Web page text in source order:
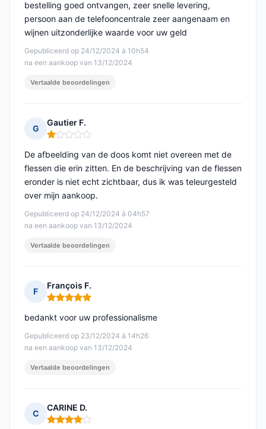
Gepubliceerd op 24/12/2024 à 10h54
na een aankoop van 13/12/2024
bestelling goed ontvangen, zeer snelle levering,
persoon aan de telefooncentrale zeer aangenaam en
wijnen uitzonderlijke waarde voor uw geld
Vertaalde beoordelingen
G
Gautier F.
Opmerking: 1 van 5
Gepubliceerd op 24/12/2024 à 04h57
na een aankoop van 13/12/2024
De afbeelding van de doos komt niet overeen met de
flessen die erin zitten. En de beschrijving van de flessen
eronder is niet echt zichtbaar, dus ik was teleurgesteld
over mijn aankoop.
Vertaalde beoordelingen
F
François F.
Opmerking: 5 van 5
Gepubliceerd op 23/12/2024 à 14h26
na een aankoop van 13/12/2024
bedankt voor uw professionalisme
Vertaalde beoordelingen
C
CARINE D.
Opmerking: 4 van 5